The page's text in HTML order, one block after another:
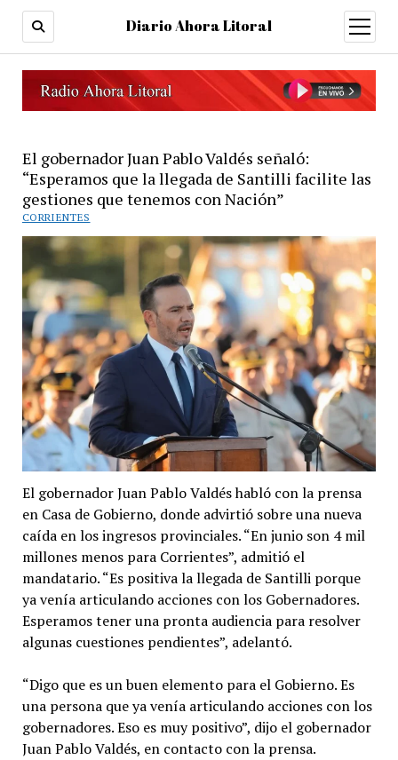
Diario Ahora Litoral
open
menu
El gobernador Juan Pablo Valdés señaló:
“Esperamos que la llegada de Santilli facilite las
gestiones que tenemos con Nación”
CORRIENTES
El gobernador Juan Pablo Valdés habló con la prensa
en Casa de Gobierno, donde advirtió sobre una nueva
caída en los ingresos provinciales. “En junio son 4 mil
millones menos para Corrientes”, admitió el
mandatario. “Es positiva la llegada de Santilli porque
ya venía articulando acciones con los Gobernadores.
Esperamos tener una pronta audiencia para resolver
algunas cuestiones pendientes”, adelantó.
“Digo que es un buen elemento para el Gobierno. Es
una persona que ya venía articulando acciones con los
gobernadores. Eso es muy positivo”, dijo el gobernador
Juan Pablo Valdés, en contacto con la prensa.